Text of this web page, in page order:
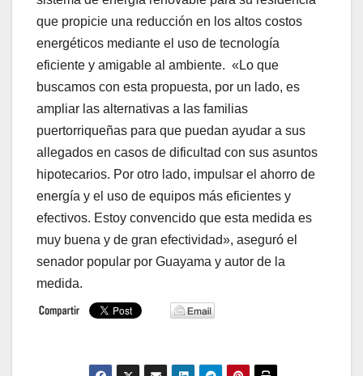
que propicie una reducción en los altos costos
energéticos mediante el uso de tecnología
eficiente y amigable al ambiente. «Lo que
buscamos con esta propuesta, por un lado, es
ampliar las alternativas a las familias
puertorriqueñas para que puedan ayudar a sus
allegados en casos de dificultad con sus asuntos
hipotecarios. Por otro lado, impulsar el ahorro de
energía y el uso de equipos más eficientes y
efectivos. Estoy convencido que esta medida es
muy buena y de gran efectividad», aseguró el
senador popular por Guayama y autor de la
medida.